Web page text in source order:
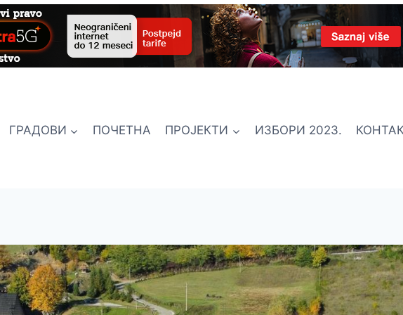
ГРАДОВИ ПОЧЕТНА ПРОЈЕКТИ ИЗБОРИ 2023.